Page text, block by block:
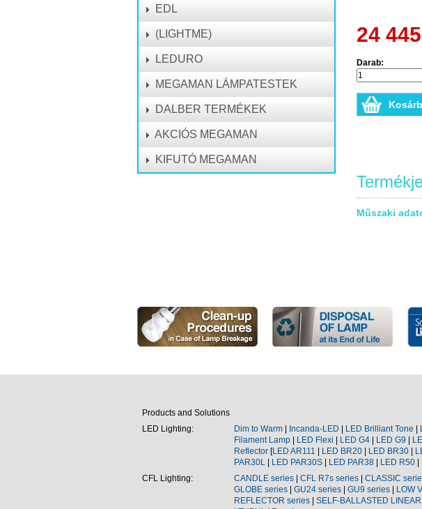
EDL
(LIGHTME)
LEDURO
MEGAMAN LÁMPATESTEK
DALBER TERMÉKEK
AKCIÓS MEGAMAN
KIFUTÓ MEGAMAN
24
Darab:
Műszaki
Products and Solutions
LED Lighting:
Dim to Warm Incanda-LED LED Brilliant Tone
Filament Lamp
LED Flexi LED G4 LED G9
Reflector [LED AR111 LED BR20 LED BR30
PAR30L
LED PAR30S LED PAR38 LED R50
CFL Lighting: CANDLE series CFL R7s series CLASSIC
GLOBE series
GU24 series GU9 series LOW
REFLECTOR series
SELF-BALLASTED